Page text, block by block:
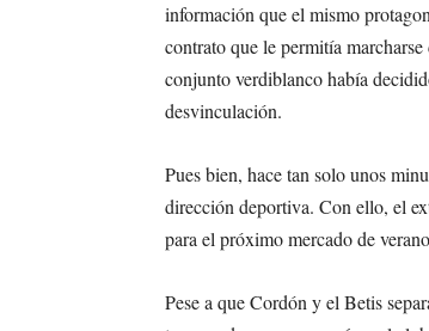
información que el mismo
contrato que le permitía
conjunto verdiblanco había
desvinculación.
Pues bien, hace tan solo unos
dirección deportiva. Con ello, el
para el próximo mercado de
Pese a que Cordón y el Betis